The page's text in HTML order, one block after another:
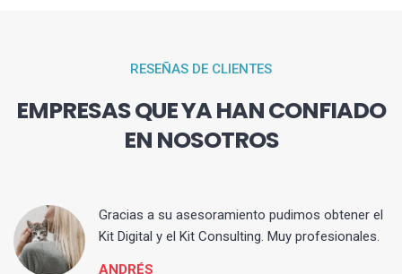
RESEÑAS DE CLIENTES
EMPRESAS QUE YA HAN CONFIADO
EN NOSOTROS
Gracias a su asesoramiento pudimos obtener el
Kit Digital y el Kit Consulting. Muy profesionales.
ANDRÉS